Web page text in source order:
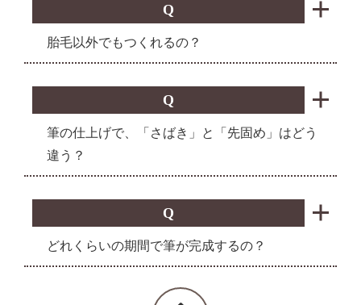
Q
胎毛以外でもつくれるの？
Q
筆の仕上げで、「さばき」と「先固め」はどう
違う？
Q
どれくらいの期間で筆が完成するの？